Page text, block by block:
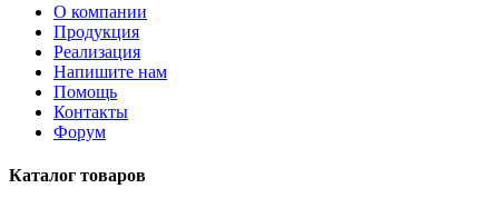
О компании
Продукция
Реализация
Напишите нам
Помощь
Контакты
Форум
Каталог товаров